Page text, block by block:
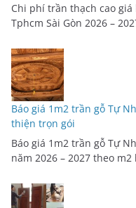
Chi phí trần thạch cao
Tphcm Sài Gòn 2026 –
Báo giá 1m2 trần gỗ Tự
thiện trọn gói
Báo giá 1m2 trần gỗ Tự
năm 2026 – 2027 theo